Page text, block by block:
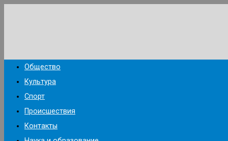
Общество
Культура
Спорт
Происшествия
Контакты